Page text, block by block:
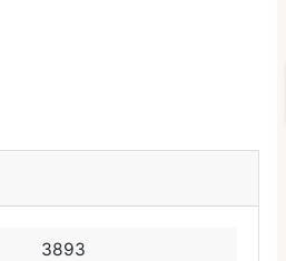
3893